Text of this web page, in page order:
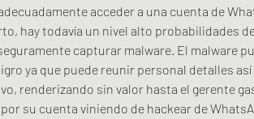
acceder a una cuenta de
hay todavía un nivel alto probabilidades
capturar malware. El malware
ya que puede reunir personal detalles
renderizando sin valor hasta el gerente
su cuenta viniendo de hackear de